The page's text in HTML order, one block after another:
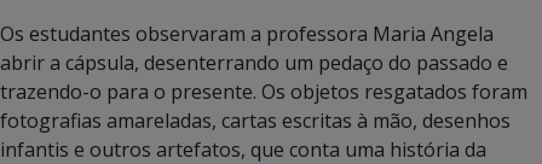
Os estudantes observaram a professora Maria Angela
abrir a cápsula, desenterrando um pedaço do passado e
trazendo-o para o presente. Os objetos resgatados foram
fotografias amareladas, cartas escritas à mão, desenhos
infantis e outros artefatos, que conta uma história da